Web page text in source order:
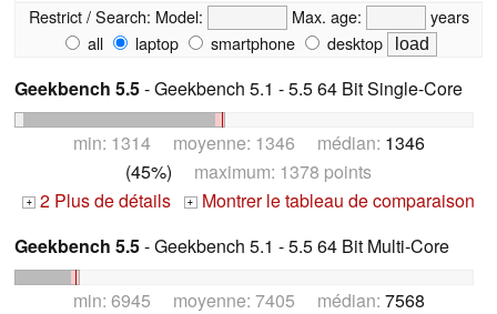
Restrict / Search: Model: Max. age:
years
all
laptop smartphone desktop
Geekbench 5.5- Geekbench 5.1 - 5.5 64 Bit Single-Core
min: 1314 moyenne: 1346 médian: 1346
(45%) maximum: 1378 points
+ 2 Plus de détails + Montrer le tableau de comparaison
Geekbench 5.5- Geekbench 5.1 - 5.5 64 Bit Multi-Core
min: 6945 moyenne: 7405 médian: 7568